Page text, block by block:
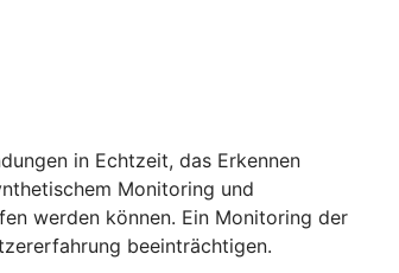
in Echtzeit, das Erkennen
Monitoring und
werden können. Ein Monitoring der
beeinträchtigen.